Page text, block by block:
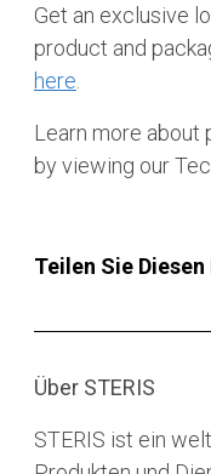
Get an exclusive
product and
here
Learn more about
by viewing our
Teilen Sie
Über STERIS
STERIS ist ein